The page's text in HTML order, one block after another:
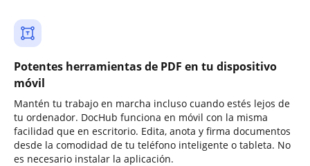
Potentes herramientas de PDF en tu dispositivo
móvil
Mantén tu trabajo en marcha incluso cuando estés lejos de
tu ordenador. DocHub funciona en móvil con la misma
facilidad que en escritorio. Edita, anota y firma documentos
desde la comodidad de tu teléfono inteligente o tableta. No
es necesario instalar la aplicación.